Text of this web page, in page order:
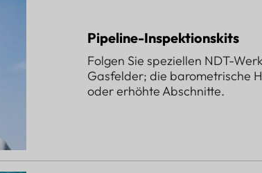
Pipeline-Inspektionskits
Folgen Sie speziellen NDT-
Gasfelder; die barometrische
oder erhöhte Abschnitte.